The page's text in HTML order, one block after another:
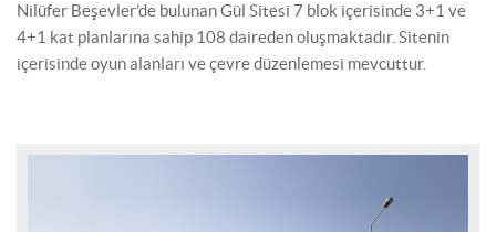
Nilüfer Beşevler’de bulunan Gül Sitesi 7 blok içerisinde 3+1 ve
4+1 kat planlarına sahip 108 daireden oluşmaktadır. Sitenin
içerisinde oyun alanları ve çevre düzenlemesi mevcuttur.